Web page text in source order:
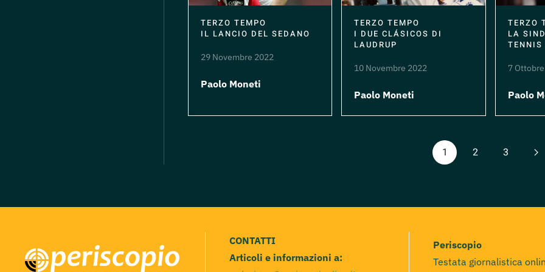
TERZO TEMPO
IL LANCIO DEL SEDANO
29 Novembre 2022
Paolo Moneti
TERZO TEMPO
I DUE CLÁSICOS DI
LAUDRUP
10 Novembre 2022
Paolo Moneti
TERZO
LA
TENNIS
7
Paolo
1 2 3
CONTATTI
Articoli e informazioni a:
Periscopio
Testata giornalistica